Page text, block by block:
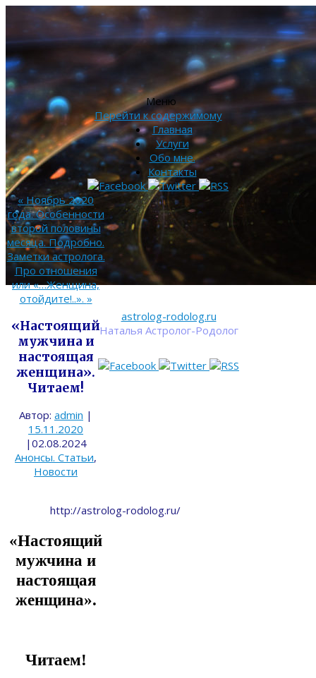
astrolog-rodolog.ru
Наталья Астролог-Родолог
Меню
Перейти к содержимому
Главная
Услуги
Обо мне.
Контакты
«Ноябрь 2020
года. Особенности
второй половины
месяца. Подробно.
Заметки астролога.
Про отношения
или «…Женщина,
отойдите!..». »
«Настоящий
мужчина и
настоящая
женщина».
Читаем!
Автор: admin |
15.11.2020
| 02.08.2024
Анонсы. Статьи,
Новости
http://astrolog-rodolog.ru/
«Настоящий
мужчина и
настоящая
женщина».
Читаем!